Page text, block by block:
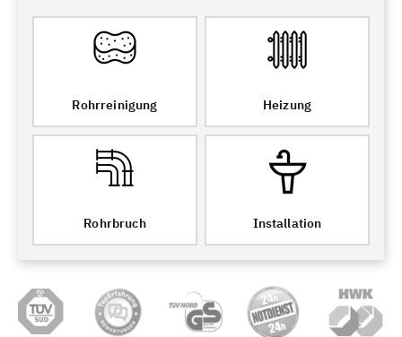
Rohrreinigung Heizung
Rohrbruch Installation